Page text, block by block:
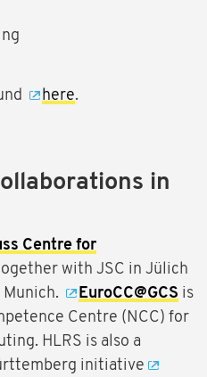
here.
in
Centre for
with JSC in Jülich
EuroCC@GCS is
Centre (NCC) for
HLRS is also a
initiative